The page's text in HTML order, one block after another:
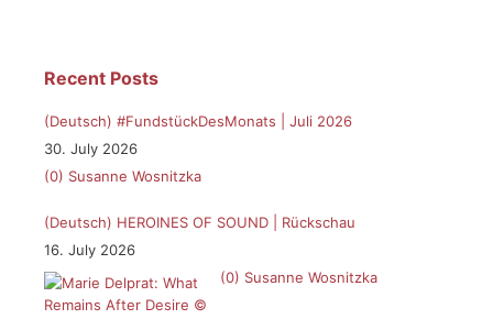
Recent Posts
(Deutsch) #FundstückDesMonats | Juli 2026
30. July 2026
(0) Susanne Wosnitzka
(Deutsch) HEROINES OF SOUND | Rückschau
16. July 2026
(0) Susanne Wosnitzka